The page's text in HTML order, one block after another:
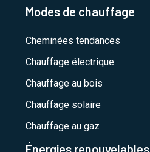
Modes de chauffage
Cheminées tendances
Chauffage électrique
Chauffage au bois
Chauffage solaire
Chauffage au gaz